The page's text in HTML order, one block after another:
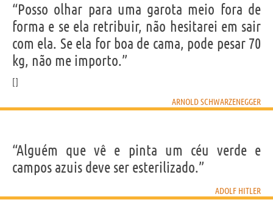
“Posso olhar para uma garota meio fora de
forma e se ela retribuir, não hesitarei em sair
com ela. Se ela for boa de cama, pode pesar 70
kg, não me importo.”
ARNOLD SCHWARZENEGGER
“Alguém que vê e pinta um céu verde e
campos azuis deve ser esterilizado.”
ADOLF HITLER